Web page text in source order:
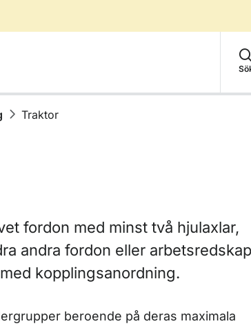
Traktor
fordon med minst två hjulaxlar,
andra fordon eller arbetsredskap
kopplingsanordning.
beroende på deras maximala